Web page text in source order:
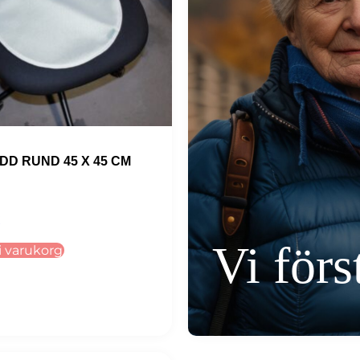
RUND 45 X 45 CM
varukorg